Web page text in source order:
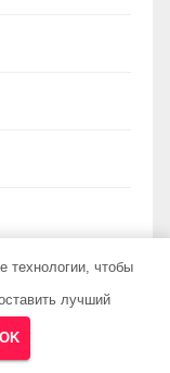
технологии, чтобы
лучший
OK